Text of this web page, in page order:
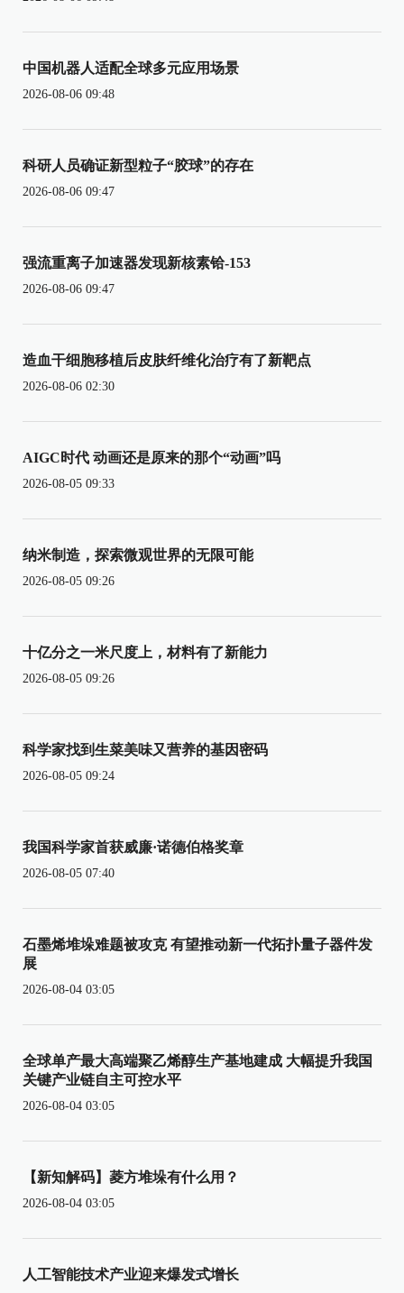
中国机器人适配全球多元应用场景
2026-08-06 09:48
科研人员确证新型粒子“胶球”的存在
2026-08-06 09:47
强流重离子加速器发现新核素铪-153
2026-08-06 09:47
造血干细胞移植后皮肤纤维化治疗有了新靶点
2026-08-06 02:30
AIGC时代 动画还是原来的那个“动画”吗
2026-08-05 09:33
纳米制造，探索微观世界的无限可能
2026-08-05 09:26
十亿分之一米尺度上，材料有了新能力
2026-08-05 09:26
科学家找到生菜美味又营养的基因密码
2026-08-05 09:24
我国科学家首获威廉·诺德伯格奖章
2026-08-05 07:40
石墨烯堆垛难题被攻克 有望推动新一代拓扑量子器件发
展
2026-08-04 03:05
全球单产最大高端聚乙烯醇生产基地建成 大幅提升我国
关键产业链自主可控水平
2026-08-04 03:05
【新知解码】菱方堆垛有什么用？
2026-08-04 03:05
人工智能技术产业迎来爆发式增长